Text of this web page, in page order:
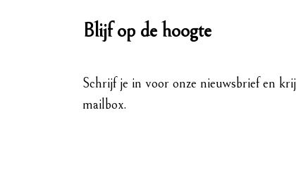
Blijf op de hoogte
Schrijf je in voor onze nieuwsbrief en
mailbox.